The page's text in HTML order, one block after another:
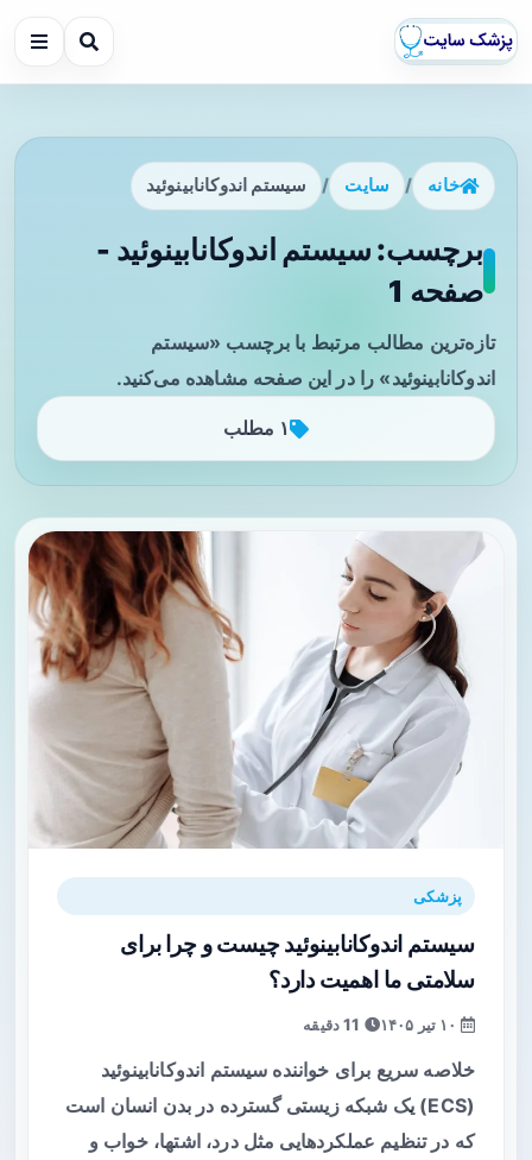
خانه / سایت / سیستم اندوکانابینوئید
برچسب: سیستم اندوکانابینوئید -
صفحه 1
تازه‌ترین مطالب مرتبط با برچسب «سیستم
اندوکانابینوئید» را در این صفحه مشاهده می‌کنید.
۱ مطلب
پزشکی
سیستم اندوکانابینوئید چیست و چرا برای
سلامتی ما اهمیت دارد؟
خلاصه سریع برای خواننده سیستم اندوکانابینوئید
(ECS) یک شبکه زیستی گسترده در بدن انسان است
که در تنظیم عملکردهایی مثل درد، اشتها، خواب و